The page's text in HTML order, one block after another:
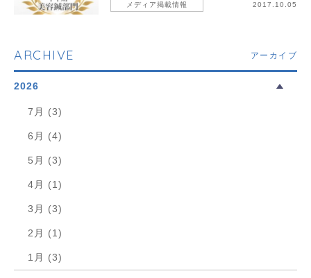
メディア掲載情報 2017.10.05
ARCHIVE アーカイブ
2026
7月 (3)
6月 (4)
5月 (3)
4月 (1)
3月 (3)
2月 (1)
1月 (3)